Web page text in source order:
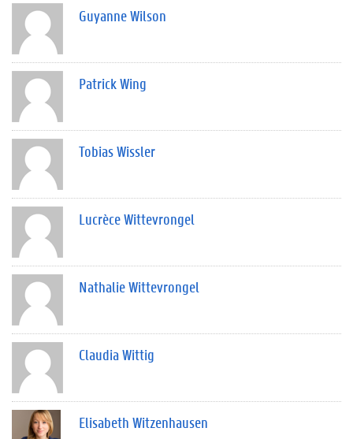
Guyanne Wilson
Patrick Wing
Tobias Wissler
Lucrèce Wittevrongel
Nathalie Wittevrongel
Claudia Wittig
Elisabeth Witzenhausen